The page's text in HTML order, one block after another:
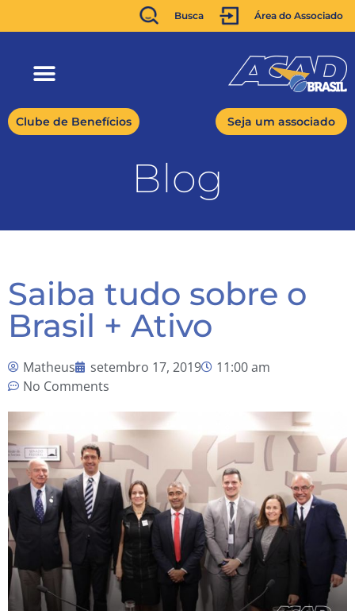
Busca Área do Associado
Clube de Benefícios Seja um associado
Blog
Saiba tudo sobre o
Brasil + Ativo
Matheus setembro 17, 2019
11:00 am
No Comments